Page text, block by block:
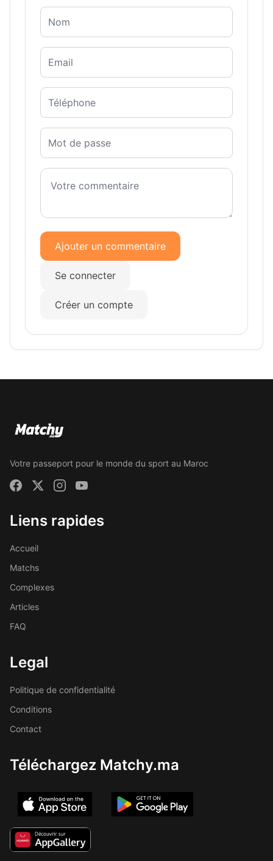
Ajouter un commentaire
Se connecter
Créer un compte
Votre passeport pour le monde du sport au Maroc
Liens rapides
Accueil
Matchs
Complexes
Articles
FAQ
Legal
Politique de confidentialité
Conditions
Contact
Téléchargez Matchy.ma